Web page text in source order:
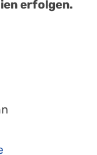
erfolgen.